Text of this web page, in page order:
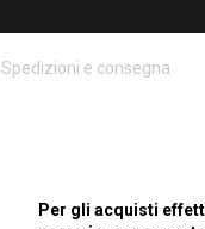
Spedizioni e consegna
Per gli acquisti